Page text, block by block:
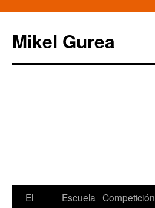
Mikel Gurea
Saltar
El
Escuela Competición